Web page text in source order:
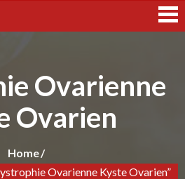
Ovarienne
Ovarien
Home
Ovarienne Kyste Ovarien”